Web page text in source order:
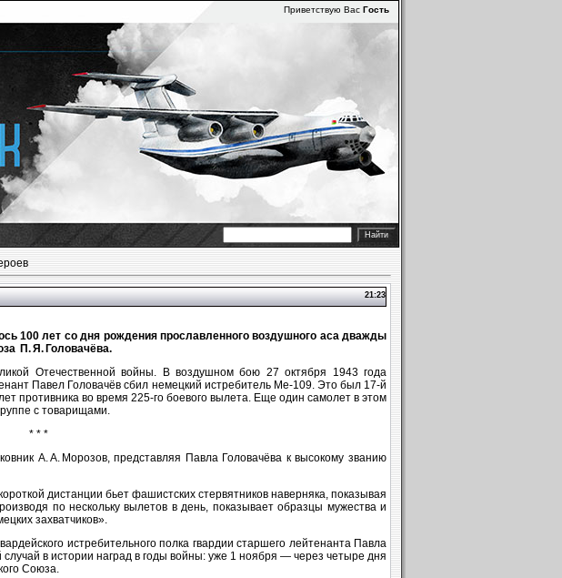
Приветствую Вас Гость
21:23
100 лет со дня рождения прославленного воздушного аса дважды
П. Я. Головачёва.
Отечественной войны. В воздушном бою 27 октября 1943 года
Павел Головачёв сбил немецкий истребитель Ме‑109. Это был 17‑й
противника во время 225‑го боевого вылета. Еще один самолет в этом
с товарищами.
* * *
А. А. Морозов, представляя Павла Головачёва к высокому званию
дистанции бьет фашистских стервятников наверняка, показывая
по нескольку вылетов в день, показывает образцы мужества и
захватчиков».
истребительного полка гвардии старшего лейтенанта Павла
в истории наград в годы войны: уже 1 ноября — через четыре дня
Союза.